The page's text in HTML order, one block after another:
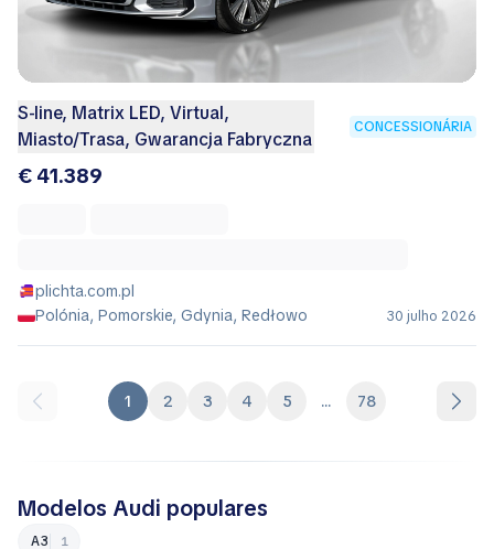
S-line, Matrix LED, Virtual,
Miasto/Trasa, Gwarancja Fabryczna
CONCESSIONÁRIA
€ 41.389
plichta.com.pl
Polónia, Pomorskie, Gdynia, Redłowo
30 julho 2026
1 2 3 4 5 ... 78
Modelos Audi populares
A3 1